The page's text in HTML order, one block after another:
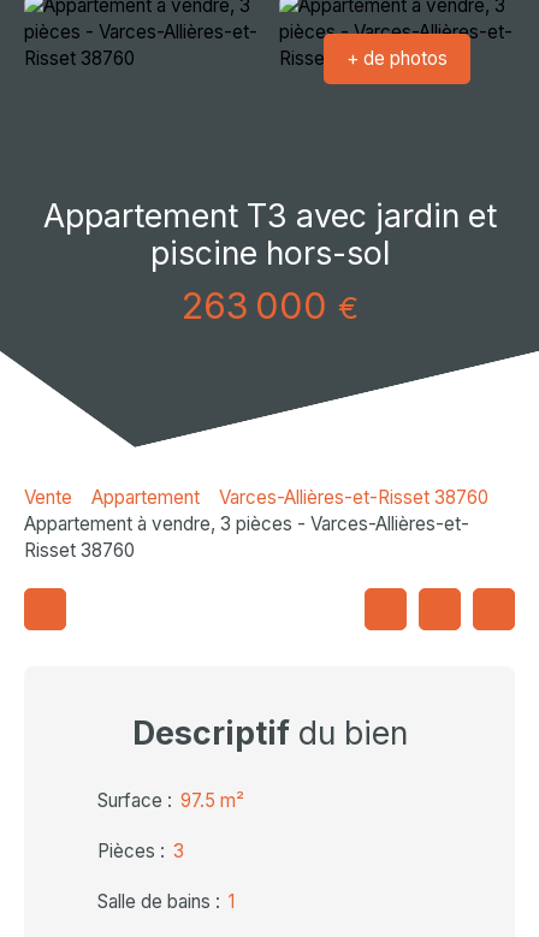
+ de photos
Appartement T3 avec jardin et
piscine hors-sol
263 000 €
Vente Appartement
Varces-Allières-et-Risset 38760
Appartement à vendre, 3 pièces - Varces-Allières-et-
Risset 38760
Descriptifdu bien
Surface : 97.5 m²
Pièces : 3
Salle de bains : 1